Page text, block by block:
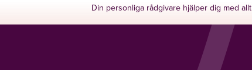
Din personliga rådgivare hjälper dig med allt